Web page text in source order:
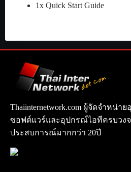
1x Quick Start Guide
Thaiinternetwork.com ผู้จัดจำหน่า
ซอฟต์แวร์และอุปกรณ์ไอทีครบวงจ
ประสบการณ์มากกว่า 20ปี